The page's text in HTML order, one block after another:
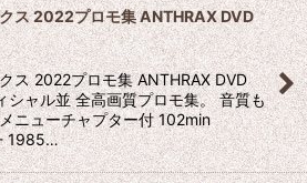
絞り込む
ス 2022プロモ集 ANTHRAX DVD
ス 2022プロモ集 ANTHRAX DVD
シャル並 全高画質プロモ集。 音質も
ニューチャプター付 102min
1985…